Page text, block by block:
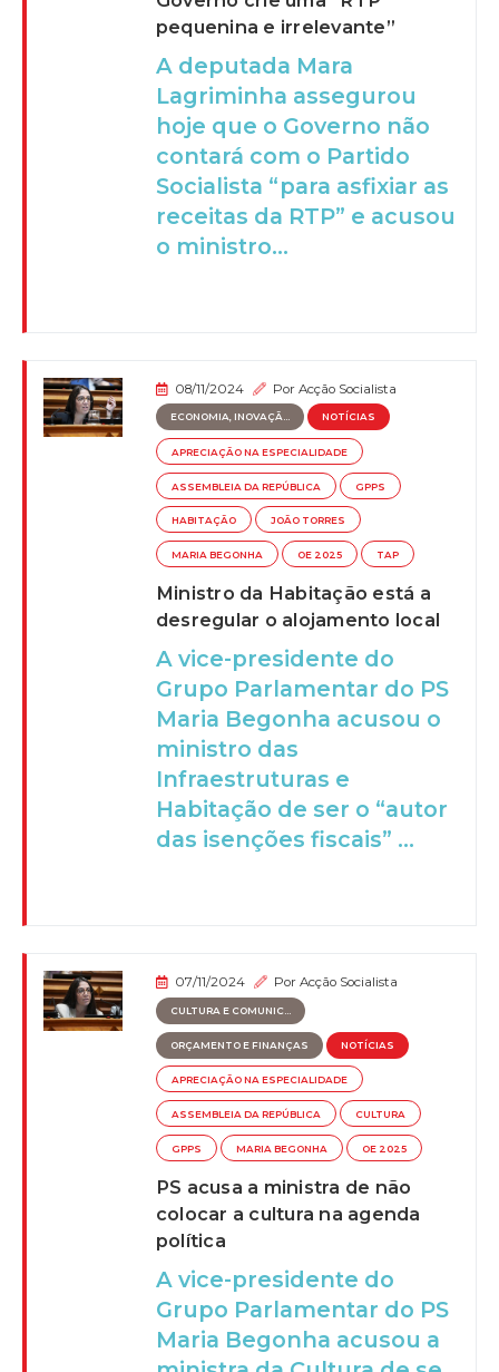
pequenina e irrelevante”
A deputada Mara
Lagriminha assegurou
hoje que o Governo não
contará com o Partido
Socialista “para asfixiar as
receitas da RTP” e acusou
o ministro...
08/11/2024 PorAcção Socialista
ECONOMIA, INOVAÇÃ... NOTÍCIAS
APRECIAÇÃO NA ESPECIALIDADE
ASSEMBLEIA DA REPÚBLICA GPPS
HABITAÇÃO JOÃO TORRES
MARIA BEGONHA OE 2025 TAP
Ministro da Habitação está a
desregular o alojamento local
A vice-presidente do
Grupo Parlamentar do PS
Maria Begonha acusou o
ministro das
Infraestruturas e
Habitação de ser o “autor
das isenções fiscais” ...
07/11/2024 PorAcção Socialista
CULTURA E COMUNIC...
ORÇAMENTO E FINANÇAS NOTÍCIAS
APRECIAÇÃO NA ESPECIALIDADE
ASSEMBLEIA DA REPÚBLICA CULTURA
GPPS MARIA BEGONHA OE 2025
PS acusa a ministra de não
colocar a cultura na agenda
política
A vice-presidente do
Grupo Parlamentar do PS
Maria Begonha acusou a